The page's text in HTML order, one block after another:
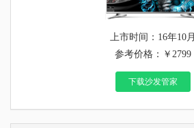
上市时间：16年10月
参考价格：￥2799
下载沙发管家